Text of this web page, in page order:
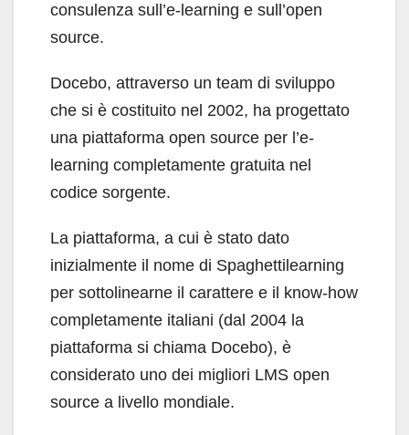
consulenza sull’e-learning e sull’open
source.
Docebo, attraverso un team di sviluppo
che si è costituito nel 2002, ha progettato
una piattaforma open source per l’e-
learning completamente gratuita nel
codice sorgente.
La piattaforma, a cui è stato dato
inizialmente il nome di Spaghettilearning
per sottolinearne il carattere e il know-how
completamente italiani (dal 2004 la
piattaforma si chiama Docebo), è
considerato uno dei migliori LMS open
source a livello mondiale.